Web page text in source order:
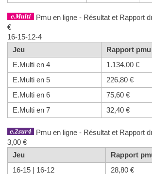
Pmu en ligne - Résultat et Rapport
€
16-15-12-4
Jeu
Rapport pmu
E.Multi en 4
1.134,00 €
E.Multi en 5
226,80 €
E.Multi en 6
75,60 €
E.Multi en 7
32,40 €
Pmu en ligne - Résultat et Rapport
3,00 €
Jeu
Rapport
16-15 | 16-12
28,80 €